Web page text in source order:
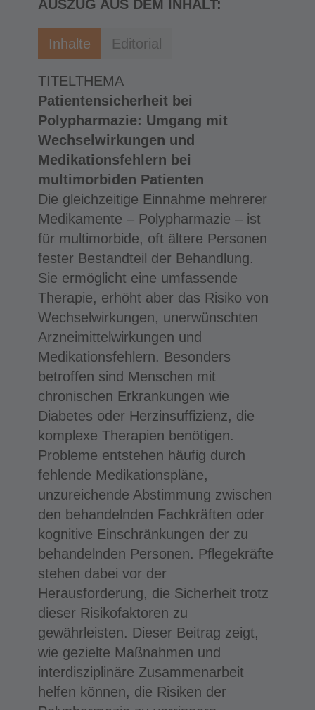
AUSZUG AUS DEM INHALT:
Inhalte Editorial
TITELTHEMA
Patientensicherheit bei
Polypharmazie: Umgang mit
Wechselwirkungen und
Medikationsfehlern bei
multimorbiden Patienten
Die gleichzeitige Einnahme mehrerer
Medikamente – Polypharmazie – ist
für multimorbide, oft ältere Personen
fester Bestandteil der Behandlung.
Sie ermöglicht eine umfassende
Therapie, erhöht aber das Risiko von
Wechselwirkungen, unerwünschten
Arzneimittelwirkungen und
Medikationsfehlern. Besonders
betroffen sind Menschen mit
chronischen Erkrankungen wie
Diabetes oder Herzinsuffizienz, die
komplexe Therapien benötigen.
Probleme entstehen häufig durch
fehlende Medikationspläne,
unzureichende Abstimmung zwischen
den behandelnden Fachkräften oder
kognitive Einschränkungen der zu
behandelnden Personen. Pflegekräfte
stehen dabei vor der
Herausforderung, die Sicherheit trotz
dieser Risikofaktoren zu
gewährleisten. Dieser Beitrag zeigt,
wie gezielte Maßnahmen und
interdisziplinäre Zusammenarbeit
helfen können, die Risiken der